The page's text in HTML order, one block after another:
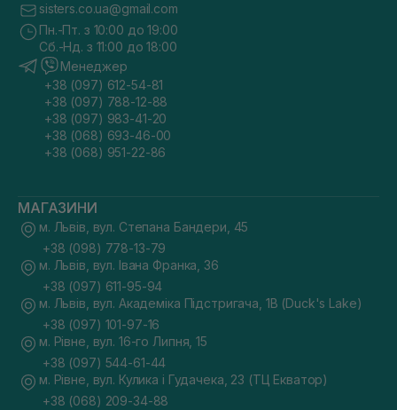
sisters.co.ua@gmail.com
Пн.-Пт. з 10:00 до 19:00
Сб.-Нд. з 11:00 до 18:00
Менеджер
+38 (097) 612-54-81
+38 (097) 788-12-88
+38 (097) 983-41-20
+38 (068) 693-46-00
+38 (068) 951-22-86
МАГАЗИНИ
м. Львів, вул. Степана Бандери, 45
+38 (098) 778-13-79
м. Львів, вул. Івана Франка, 36
+38 (097) 611-95-94
м. Львів, вул. Академіка Підстригача, 1В (Duck's Lake)
+38 (097) 101-97-16
м. Рівне, вул. 16-го Липня, 15
+38 (097) 544-61-44
м. Рівне, вул. Кулика і Гудачека, 23 (ТЦ Екватор)
+38 (068) 209-34-88